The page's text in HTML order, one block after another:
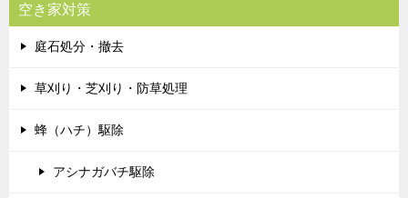
空き家対策
庭石処分・撤去
草刈り・芝刈り・防草処理
蜂（ハチ）駆除
アシナガバチ駆除